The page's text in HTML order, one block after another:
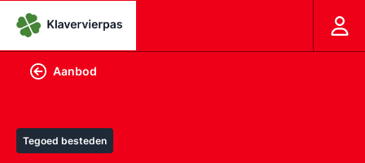
Aanbod
Tegoed besteden